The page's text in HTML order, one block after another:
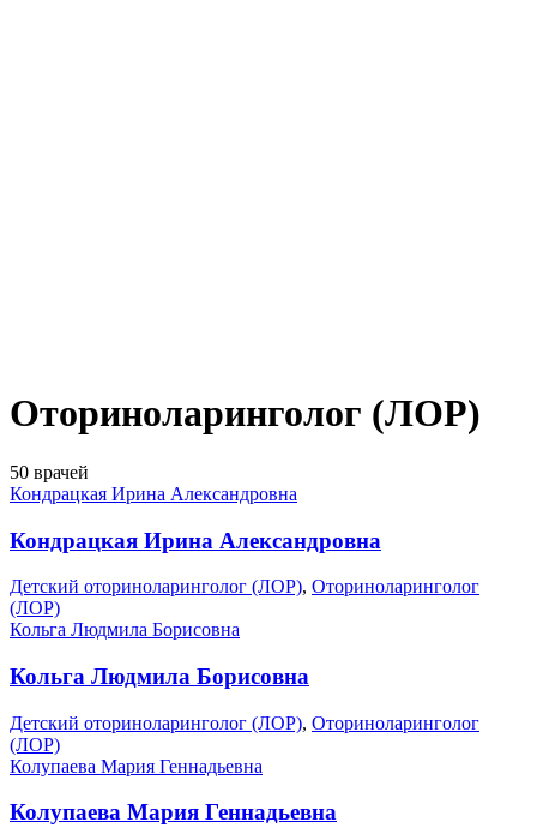
Оториноларинголог (ЛОР)
50 врачей
Кондрацкая Ирина Александровна
Кондрацкая Ирина Александровна
Детский оториноларинголог (ЛОР), Оториноларинголог
(ЛОР)
Кольга Людмила Борисовна
Кольга Людмила Борисовна
Детский оториноларинголог (ЛОР), Оториноларинголог
(ЛОР)
Колупаева Мария Геннадьевна
Колупаева Мария Геннадьевна